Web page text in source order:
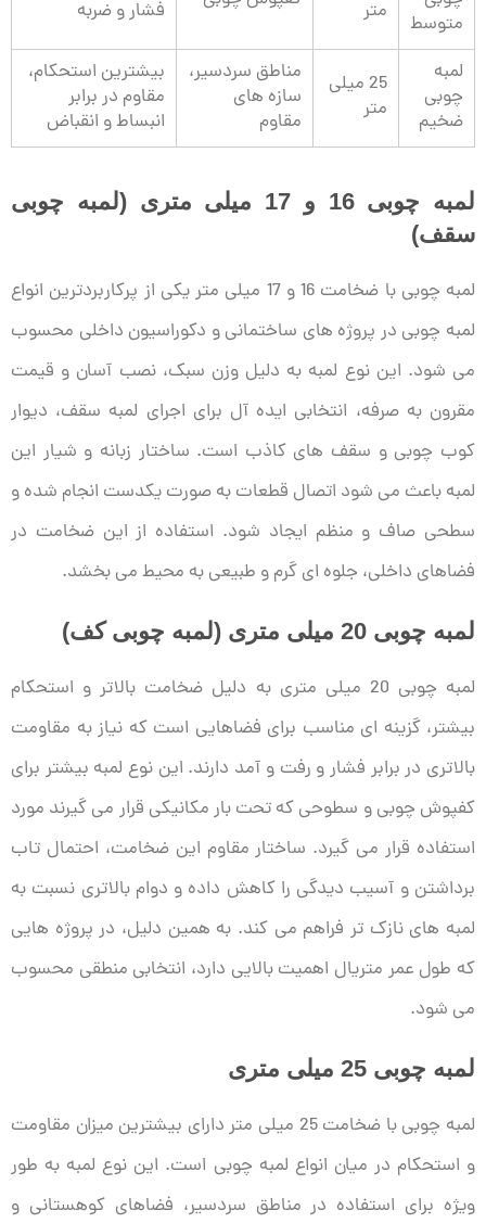
متوسط
متر
فشار و ضربه
لمبه
چوبی
ضخیم
25 میلی
متر
مناطق سردسیر،
سازه های
مقاوم
بیشترین استحکام،
مقاوم در برابر
انبساط و انقباض
لمبه چوبی 16 و 17 میلی متری (لمبه چوبی
سقف)
لمبه چوبی با ضخامت 16 و 17 میلی متر یکی از پرکاربردترین انواع
لمبه چوبی در پروژه های ساختمانی و دکوراسیون داخلی محسوب
می شود. این نوع لمبه به دلیل وزن سبک، نصب آسان و قیمت
مقرون به صرفه، انتخابی ایده آل برای اجرای لمبه سقف، دیوار
کوب چوبی و سقف های کاذب است. ساختار زبانه و شیار این
لمبه باعث می شود اتصال قطعات به صورت یکدست انجام شده و
سطحی صاف و منظم ایجاد شود. استفاده از این ضخامت در
فضاهای داخلی، جلوه ای گرم و طبیعی به محیط می بخشد.
لمبه چوبی 20 میلی متری (لمبه چوبی کف)
لمبه چوبی 20 میلی متری به دلیل ضخامت بالاتر و استحکام
بیشتر، گزینه ای مناسب برای فضاهایی است که نیاز به مقاومت
بالاتری در برابر فشار و رفت و آمد دارند. این نوع لمبه بیشتر برای
کفپوش چوبی و سطوحی که تحت بار مکانیکی قرار می گیرند مورد
استفاده قرار می گیرد. ساختار مقاوم این ضخامت، احتمال تاب
برداشتن و آسیب دیدگی را کاهش داده و دوام بالاتری نسبت به
لمبه های نازک تر فراهم می کند. به همین دلیل، در پروژه هایی
که طول عمر متریال اهمیت بالایی دارد، انتخابی منطقی محسوب
می شود.
لمبه چوبی 25 میلی متری
لمبه چوبی با ضخامت 25 میلی متر دارای بیشترین میزان مقاومت
و استحکام در میان انواع لمبه چوبی است. این نوع لمبه به طور
ویژه برای استفاده در مناطق سردسیر، فضاهای کوهستانی و